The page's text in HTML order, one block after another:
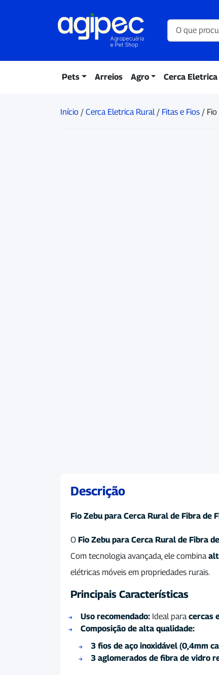
Pets Arreios Agro Cerca Eletrica
Início / Cerca Eletrica Rural / Fitas e Fios /
Descrição
Fio Zebu para Cerca Rural de Fibra de
O Fio Zebu para Cerca Rural de Fibra
Com tecnologia avançada, ele combina
elétricas móveis em propriedades rurais.
Principais Características
Uso recomendado: Ideal para cercas
Composição de alta qualidade:
3 fios de aço inoxidável (0,4mm
3 aglomerados de fibra de vidro